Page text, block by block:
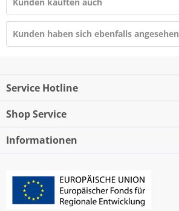
Kunden haben sich ebenfalls angesehen
Service Hotline
Shop Service
Informationen